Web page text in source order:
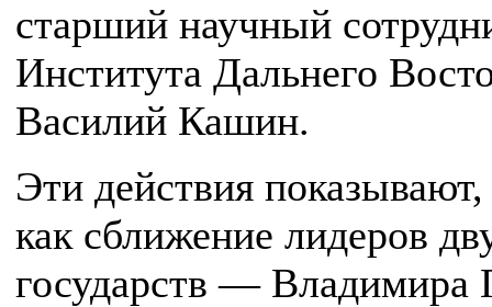
старший научный
Института Дальнего
Василий Кашин.
Эти действия показывают,
как сближение лидеров
государств — Владимира